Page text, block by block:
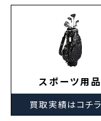
スポーツ用品
買取実績はコチラ